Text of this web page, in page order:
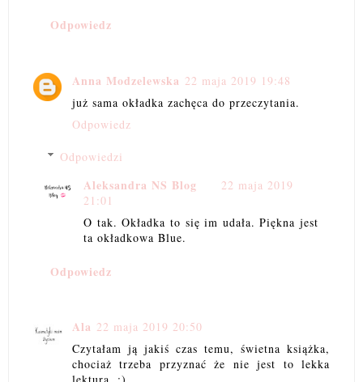
Odpowiedz
Anna Modzelewska 22 maja 2019 19:48
już sama okładka zachęca do przeczytania.
Odpowiedz
Odpowiedzi
Aleksandra NS Blog
22 maja 2019
21:01
O tak. Okładka to się im udała. Piękna jest
ta okładkowa Blue.
Odpowiedz
Ala 22 maja 2019 20:50
Czytałam ją jakiś czas temu, świetna książka,
chociaż trzeba przyznać że nie jest to lekka